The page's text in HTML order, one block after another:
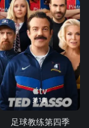
第1集
足球教练第四季